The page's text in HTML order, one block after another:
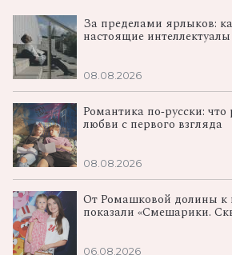
За пределами ярлыков:
настоящие
08.08.2026
Романтика по‑русски:
любви с первого взгляда
08.08.2026
От Ромашковой долины к
показали «Смешарики.
06.08.2026